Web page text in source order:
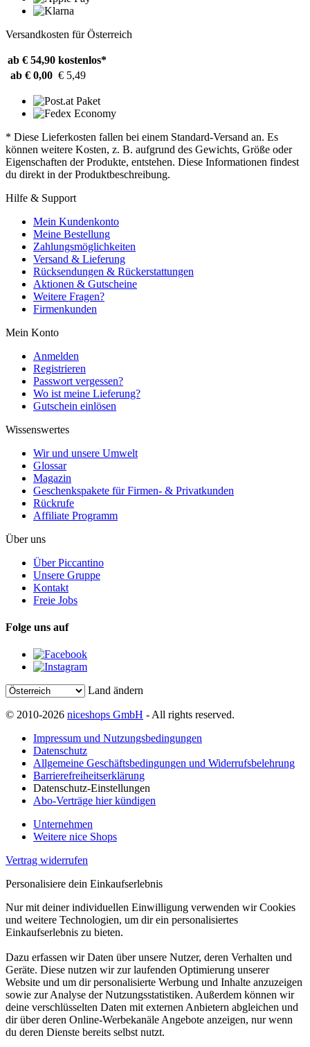
Versandkosten für Österreich
ab € 54,90 kostenlos*
ab € 0,00 € 5,49
* Diese Lieferkosten fallen bei einem Standard-Versand an. Es
können weitere Kosten, z. B. aufgrund des Gewichts, Größe oder
Eigenschaften der Produkte, entstehen. Diese Informationen findest
du direkt in der Produktbeschreibung.
Hilfe & Support
Mein Kundenkonto
Meine Bestellung
Zahlungsmöglichkeiten
Versand & Lieferung
Rücksendungen & Rückerstattungen
Aktionen & Gutscheine
Weitere Fragen?
Firmenkunden
Mein Konto
Anmelden
Registrieren
Passwort vergessen?
Wo ist meine Lieferung?
Gutschein einlösen
Wissenswertes
Wir und unsere Umwelt
Glossar
Magazin
Geschenkspakete für Firmen- & Privatkunden
Rückrufe
Affiliate Programm
Über uns
Über Piccantino
Unsere Gruppe
Kontakt
Freie Jobs
Folge uns auf
Land ändern
© 2010-2026 niceshops GmbH - All rights reserved.
Impressum und Nutzungsbedingungen
Datenschutz
Allgemeine Geschäftsbedingungen und Widerrufsbelehrung
Barrierefreiheitserklärung
Datenschutz-Einstellungen
Abo-Verträge hier kündigen
Unternehmen
Weitere nice Shops
Vertrag widerrufen
Personalisiere dein Einkaufserlebnis
Nur mit deiner individuellen Einwilligung verwenden wir Cookies
und weitere Technologien, um dir ein personalisiertes
Einkaufserlebnis zu bieten.
Dazu erfassen wir Daten über unsere Nutzer, deren Verhalten und
Geräte. Diese nutzen wir zur laufenden Optimierung unserer
Website und um dir personalisierte Werbung und Inhalte anzuzeigen
sowie zur Analyse der Nutzungsstatistiken. Außerdem können wir
deine verschlüsselten Daten mit externen Anbietern abgleichen und
dir über deren Online-Werbekanäle Angebote anzeigen, nur wenn
du deren Dienste bereits selbst nutzt.